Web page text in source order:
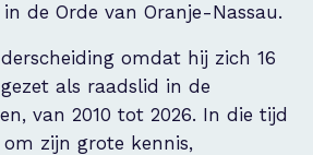
de Orde van Oranje-Nassau.
omdat hij zich 16
als raadslid in de
van 2010 tot 2026. In die tijd
zijn grote kennis,